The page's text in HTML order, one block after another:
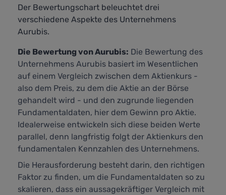
Der Bewertungschart beleuchtet drei
verschiedene Aspekte des Unternehmens
Aurubis.
Die Bewertung von Aurubis: Die Bewertung des
Unternehmens Aurubis basiert im Wesentlichen
auf einem Vergleich zwischen dem Aktienkurs -
also dem Preis, zu dem die Aktie an der Börse
gehandelt wird - und den zugrunde liegenden
Fundamentaldaten, hier dem Gewinn pro Aktie.
Idealerweise entwickeln sich diese beiden Werte
parallel, denn langfristig folgt der Aktienkurs den
fundamentalen Kennzahlen des Unternehmens.
Die Herausforderung besteht darin, den richtigen
Faktor zu finden, um die Fundamentaldaten so zu
skalieren, dass ein aussagekräftiger Vergleich mit